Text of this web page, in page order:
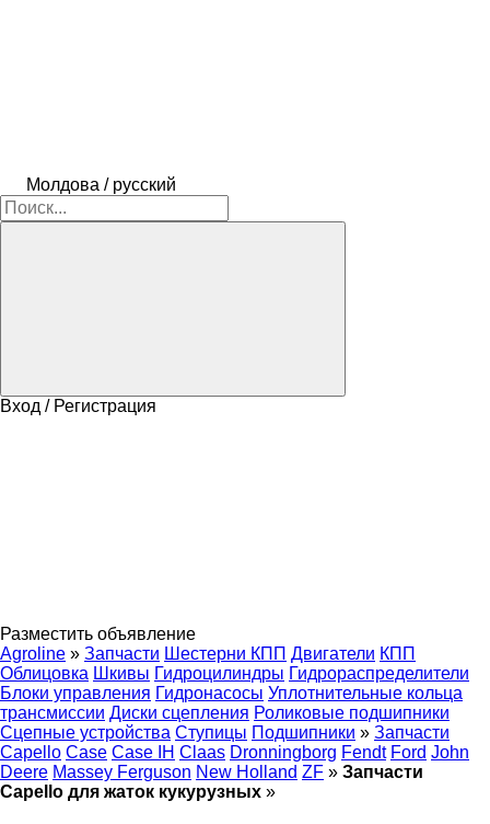
Молдова / русский
Вход / Регистрация
Разместить объявление
Agroline » Запчасти Шестерни КПП Двигатели КПП
Облицовка Шкивы Гидроцилиндры Гидрораспределители
Блоки управления Гидронасосы Уплотнительные кольца
трансмиссии Диски сцепления Роликовые подшипники
Сцепные устройства Ступицы Подшипники » Запчасти
Capello Case Case IH Claas Dronningborg Fendt Ford John
Deere Massey Ferguson New Holland ZF » Запчасти
Capello для жаток кукурузных »